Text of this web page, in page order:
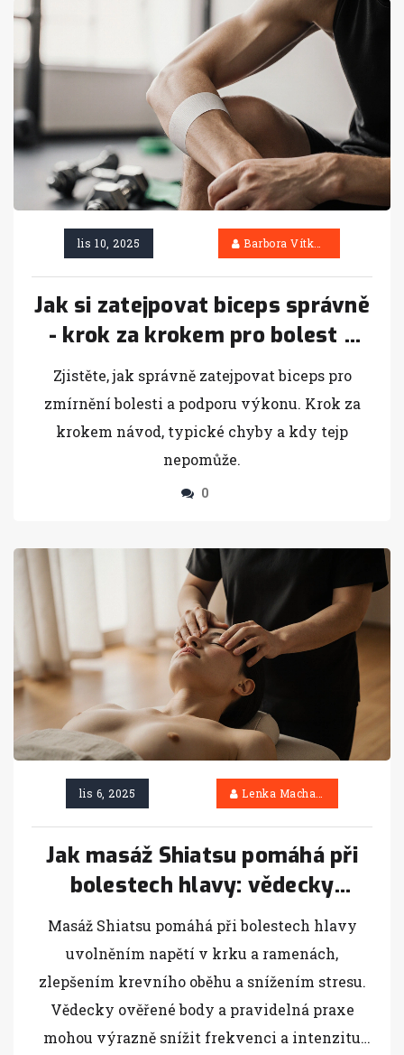
lis 10, 2025 Barbora Vítková
Jak si zatejpovat biceps správně
- krok za krokem pro bolest a
výkon
Zjistěte, jak správně zatejpovat biceps pro
zmírnění bolesti a podporu výkonu. Krok za
krokem návod, typické chyby a kdy tejp
nepomůže.
0
lis 6, 2025 Lenka Machačová
Jak masáž Shiatsu pomáhá při
bolestech hlavy: vědecky
ověřené mechanismy a praxe
Masáž Shiatsu pomáhá při bolestech hlavy
uvolněním napětí v krku a ramenách,
zlepšením krevního oběhu a snížením stresu.
Vědecky ověřené body a pravidelná praxe
mohou výrazně snížit frekvenci a intenzitu